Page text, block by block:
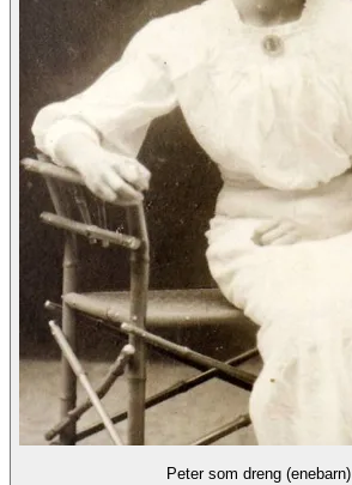
Peter som dreng (enebarn)